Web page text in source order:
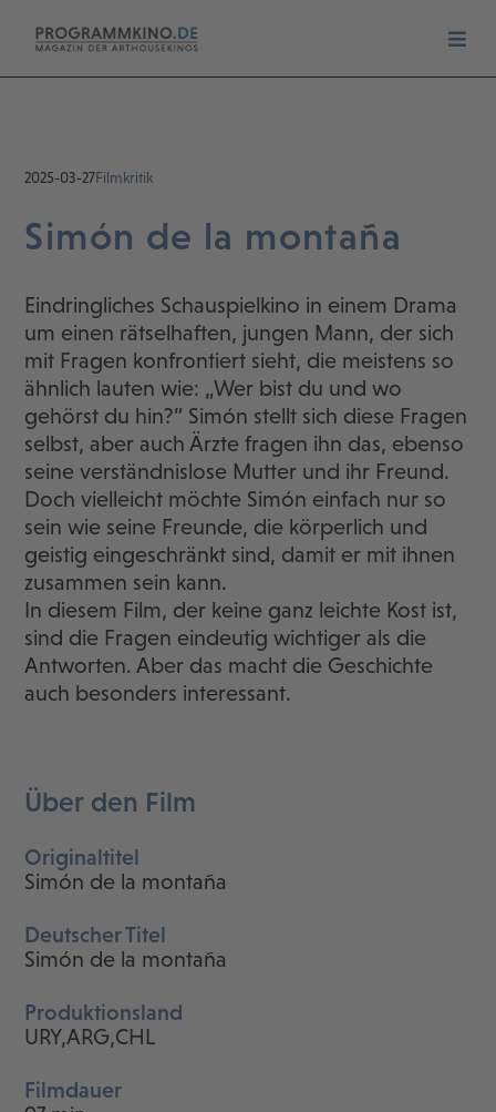
2025-03-27Filmkritik
Simón de la montaña
Eindringliches Schauspielkino in einem Drama
um einen rätselhaften, jungen Mann, der sich
mit Fragen konfrontiert sieht, die meistens so
ähnlich lauten wie: „Wer bist du und wo
gehörst du hin?” Simón stellt sich diese Fragen
selbst, aber auch Ärzte fragen ihn das, ebenso
seine verständnislose Mutter und ihr Freund.
Doch vielleicht möchte Simón einfach nur so
sein wie seine Freunde, die körperlich und
geistig eingeschränkt sind, damit er mit ihnen
zusammen sein kann.
In diesem Film, der keine ganz leichte Kost ist,
sind die Fragen eindeutig wichtiger als die
Antworten. Aber das macht die Geschichte
auch besonders interessant.
Über den Film
Originaltitel
Simón de la montaña
Deutscher Titel
Simón de la montaña
Produktionsland
URY,ARG,CHL
Filmdauer